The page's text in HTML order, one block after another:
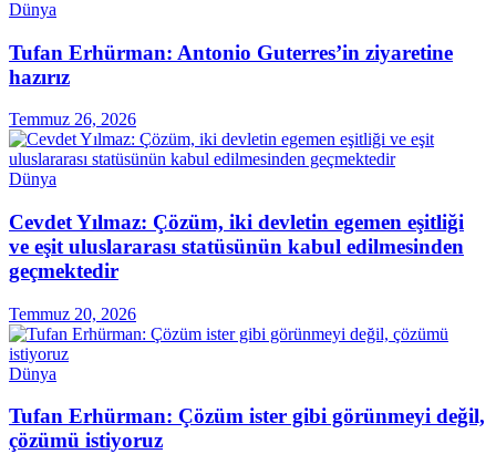
Dünya
Tufan Erhürman: Antonio Guterres’in ziyaretine
hazırız
Temmuz 26, 2026
Dünya
Cevdet Yılmaz: Çözüm, iki devletin egemen eşitliği
ve eşit uluslararası statüsünün kabul edilmesinden
geçmektedir
Temmuz 20, 2026
Dünya
Tufan Erhürman: Çözüm ister gibi görünmeyi değil,
çözümü istiyoruz